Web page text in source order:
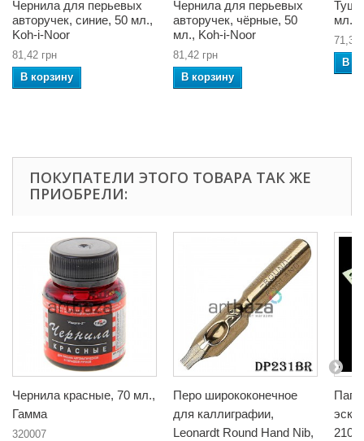
Чернила для перьевых
авторучек, синие, 50 мл.,
Koh-i-Noor
81,42 грн
В корзину
Чернила для перьевых
авторучек, чёрные, 50
мл., Koh-i-Noor
81,42 грн
В корзину
Тушь
мл.,
71,30
В
ПОКУПАТЕЛИ ЭТОГО ТОВАРА ТАК ЖЕ
ПРИОБРЕЛИ:
Чернила красные, 70 мл.,
Гамма
320007
Перо ширококонечное
для каллиграфии,
Leonardt Round Hand Nib,
210